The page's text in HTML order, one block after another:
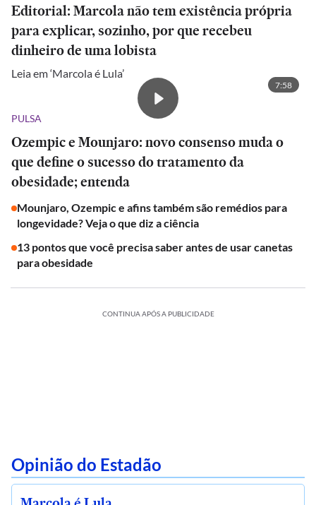
Editorial: Marcola não tem existência própria
para explicar, sozinho, por que recebeu
dinheiro de uma lobista
Leia em ‘Marcola é Lula’
7:58
PULSA
Ozempic e Mounjaro: novo consenso muda o
que define o sucesso do tratamento da
obesidade; entenda
Mounjaro, Ozempic e afins também são remédios para
longevidade? Veja o que diz a ciência
13 pontos que você precisa saber antes de usar canetas
para obesidade
CONTINUA APÓS A PUBLICIDADE
Opinião do Estadão